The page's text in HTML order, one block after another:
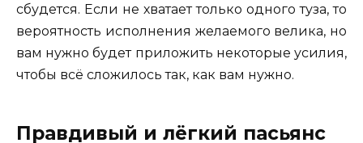
сбудется. Если не хватает только одного туза, то
вероятность исполнения желаемого велика, но
вам нужно будет приложить некоторые усилия,
чтобы всё сложилось так, как вам нужно.
Правдивый и лёгкий пасьянс